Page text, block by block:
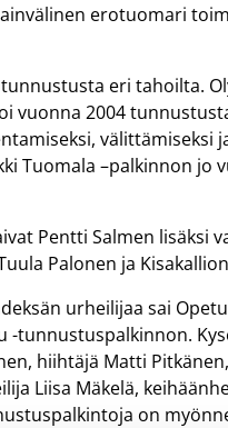
erotuomari
eri tahoilta.
2004
välittämiseksi
Tuomala –palkinnon jo
Pentti Salmen lisäksi
Palonen ja
urheilijaa sai
tunnustuspalkinnon.
hiihtäjä Matti
Liisa Mäkelä,
on